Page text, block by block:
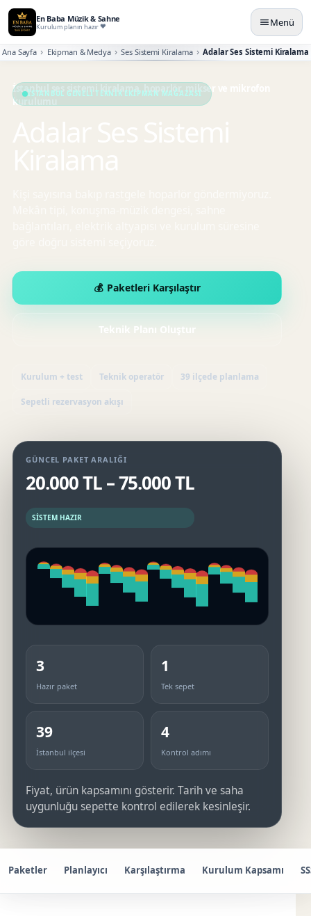
En Baba Müzik & Sahne
Kurulum planın hazır Menü
Ana Sayfa Ekipman & Medya Ses Sistemi Kiralama Adalar Ses Sistemi Kiralama
İSTANBUL GENELI TEKNIK EKIPMAN MAĞAZASI
Paketleri Karşılaştır
Kurulum + test Teknik operatör 39 ilçede planlama
Sepetli rezervasyon akışı
GÜNCEL PAKET ARALIĞI
20.000 TL – 75.000 TL
SISTEM HAZIR
3
Hazır paket
1
Tek sepet
39
İstanbul ilçesi
4
Kontrol adımı
Fiyat, ürün kapsamını gösterir. Tarih ve saha
uygunluğu sepette kontrol edilerek kesinleşir.
Paketler Planlayıcı Karşılaştırma Kurulum Kapsamı